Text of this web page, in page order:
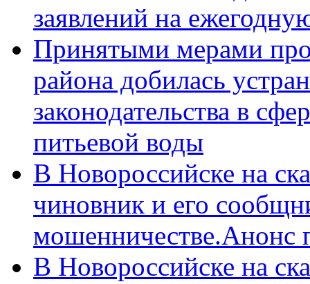
заявлений на
Принятыми мерами
района добилась
законодательства в
питьевой воды
В Новороссийске на
чиновник и его
мошенничестве.Анонс
В Новороссийске на